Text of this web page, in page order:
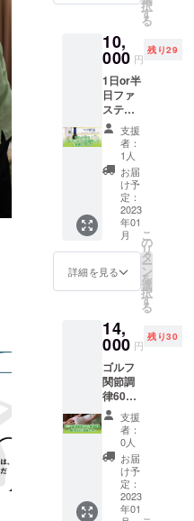
別途か
かりま
す。 ※
場所は
こちら
を予定
してお
りま
す。唐
沢ゴル
フ倶楽
部 唐沢
コー
ス 栃
木県佐
野市富
士町１
※開催時
期は3月
予定し
ており
※コンペ
と施術
の日時
の詳細
は個別
でご連
絡させ
ていた
だきま
す。 ※
場所：
11,000
0円で受
けれ、
1,000円
お得に
なりま
す。 ※
日時は
個別で
ご連絡
させて
いただ
きま
す。 ※
有効期
限は
2023年
2月28日
場所は
こちら
で
す。
栃木市
城内町
2-21-
19 五
反田ビ
ル105 ※
法令に
基づく
医療、
診療行
択
す
る
10,
000 円
残り29
1日or半
日ファ
スティ
ング体
験セッ
ト＋酵
素ドリ
ンク 酵
素ドリ
ンクを
お渡し
させて
いただ
き、期
間中は
公式ラ
カウン
トでサ
ポート
させて
いただ
き、質
問を随
時ご回
答させ
ていた
だきま
す。
ファス
ティン
支援
者：
1人
お届
け予
定：
2023
年01
月
詳細を見る
こ
の
リ
タ
ー
ン
を
選
択
す
る
14,
000 円
残り30
ゴルフ
関節調
律60分
施術体
験+整体
60分施
術コー
ルフ関
節調律
の施術
支援
者：
0人
お届
け予
定：
2023
年01